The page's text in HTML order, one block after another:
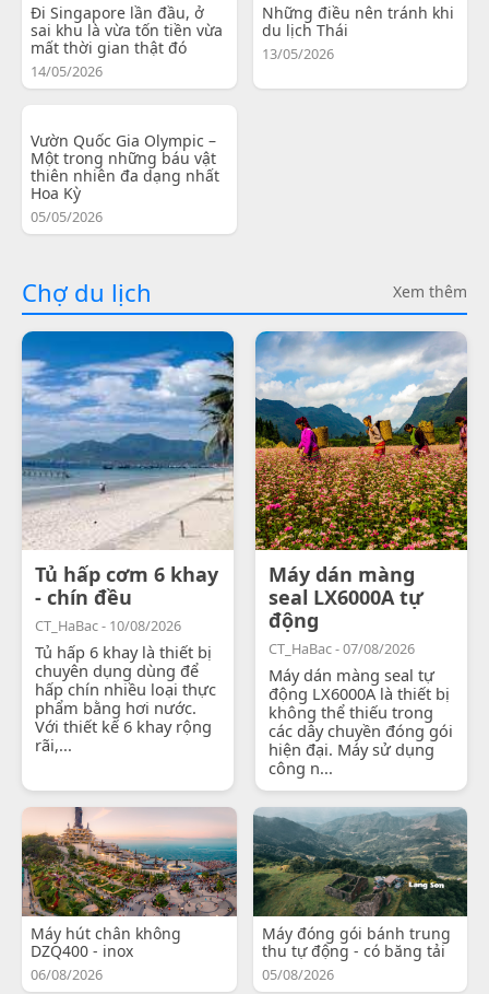
Đi Singapore lần đầu, ở
sai khu là vừa tốn tiền vừa
mất thời gian thật đó
14/05/2026
Những điều nên tránh khi
du lịch Thái
13/05/2026
Vườn Quốc Gia Olympic –
Một trong những báu vật
thiên nhiên đa dạng nhất
Hoa Kỳ
05/05/2026
Chợ du lịch Xem thêm
Tủ hấp cơm 6 khay
- chín đều
CT_HaBac - 10/08/2026
Tủ hấp 6 khay là thiết bị
chuyên dụng dùng để
hấp chín nhiều loại thực
phẩm bằng hơi nước.
Với thiết kế 6 khay rộng
rãi,...
Máy dán màng
seal LX6000A tự
động
CT_HaBac - 07/08/2026
Máy dán màng seal tự
động LX6000A là thiết bị
không thể thiếu trong
các dây chuyền đóng gói
hiện đại. Máy sử dụng
công n...
Máy hút chân không
DZQ400 - inox
06/08/2026
Máy đóng gói bánh trung
thu tự động - có băng tải
05/08/2026